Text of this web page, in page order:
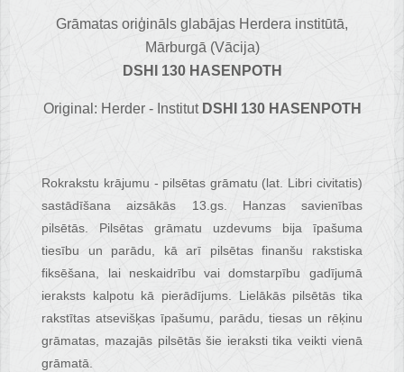
Grāmatas oriģināls glabājas Herdera institūtā,
Mārburgā (Vācija)
DSHI 130 HASENPOTH
Original: Herder - Institut DSHI 130 HASENPOTH
Rokrakstu krājumu - pilsētas grāmatu (lat. Libri civitatis)
sastādīšana aizsākās 13.gs. Hanzas savienības
pilsētās. Pilsētas grāmatu uzdevums bija īpašuma
tiesību un parādu, kā arī pilsētas finanšu rakstiska
fiksēšana, lai neskaidrību vai domstarpību gadījumā
ieraksts kalpotu kā pierādījums. Lielākās pilsētās tika
rakstītas atsevišķas īpašumu, parādu, tiesas un rēķinu
grāmatas, mazajās pilsētās šie ieraksti tika veikti vienā
grāmatā.